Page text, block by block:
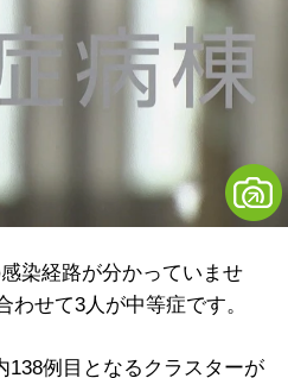
染経路が分かっていませ
わせて3人が中等症です。
例目となるクラスターが